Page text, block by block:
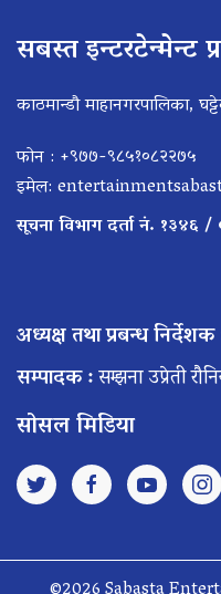
सबस्त इन्टरटेन्मेन्ट
काठमान्डौ माहानगरपालिका,
फोन : +९७७-९८५१०८२२७५
इमेल:
सूचना विभाग दर्ता नं. १३४६
अध्यक्ष तथा प्रबन्ध
सम्पादक :सम्झना उप्रेती
सोसल मिडिया